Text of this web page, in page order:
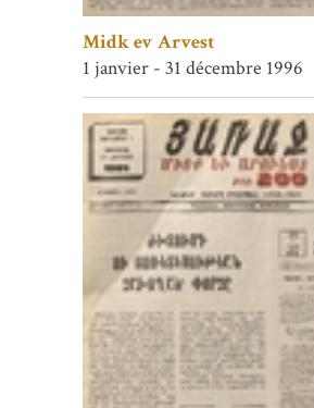
Midk ev Arvest
1 janvier - 31 décembre 1996